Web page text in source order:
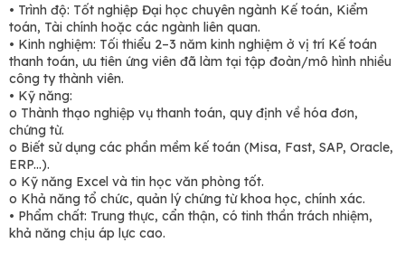
• Trình độ: Tốt nghiệp Đại học chuyên ngành Kế toán, Kiểm
toán, Tài chính hoặc các ngành liên quan.
• Kinh nghiệm: Tối thiểu 2–3 năm kinh nghiệm ở vị trí Kế toán
thanh toán, ưu tiên ứng viên đã làm tại tập đoàn/mô hình nhiều
công ty thành viên.
• Kỹ năng:
o Thành thạo nghiệp vụ thanh toán, quy định về hóa đơn,
chứng từ.
o Biết sử dụng các phần mềm kế toán (Misa, Fast, SAP, Oracle,
ERP...).
o Kỹ năng Excel và tin học văn phòng tốt.
o Khả năng tổ chức, quản lý chứng từ khoa học, chính xác.
• Phẩm chất: Trung thực, cẩn thận, có tinh thần trách nhiệm,
khả năng chịu áp lực cao.